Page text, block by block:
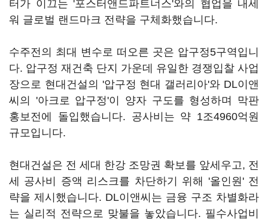
터가 이끄는 '포스터앤드파트너스'와의 협업을 내세
워 글로벌 랜드마크 전략을 구체화했습니다.
수주전의 최대 변수로 떠오른 곳은 압구정5구역입니
다. 압구정 재건축 단지 가운데 유일한 경쟁입찰 사업
장으로 현대건설의 '압구정 현대 갤러리아'와 DL이앤
씨의 '아크로 압구정'이 양자 구도를 형성하며 막판
홍보전에 돌입했습니다. 공사비는 약 1조4960억원
규모입니다.
현대건설은 전 세대 한강 조망권 확보를 앞세우고, 전
세 공사비 증액 리스크를 차단하기 위해 '올인원' 전
략을 제시했습니다. DL이앤씨는 금융 구조 차별화라
는 실리적 전략으로 맞불을 놓았습니다. 필수사업비